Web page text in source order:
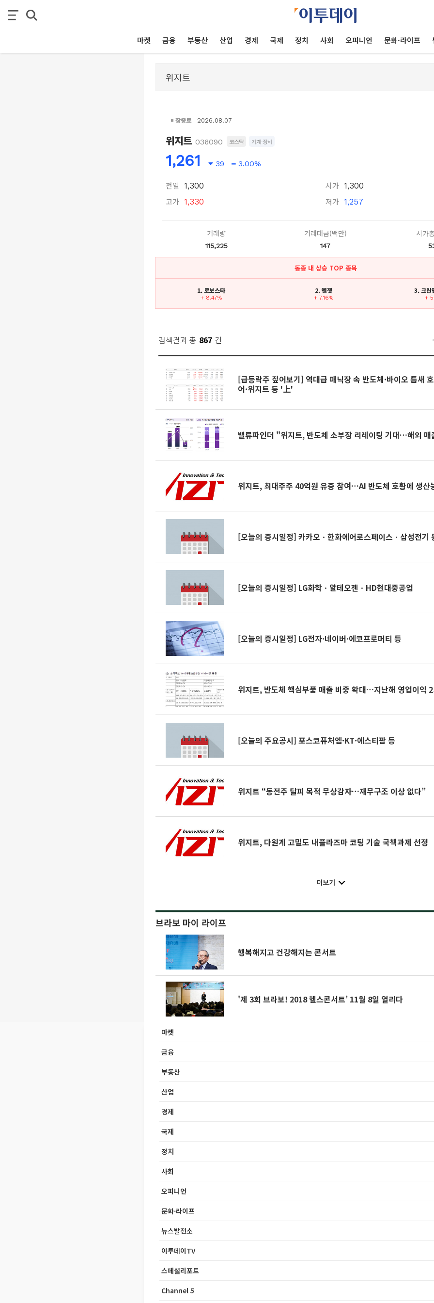
마켓 금융 부동산 산업 경제 국제 정치 사회 오피니언 문화·라이프
장종료 2026.08.07
위지트 036090 코스닥 기계·장비
1,261 39 3.00%
전일 1,300
고가 1,330
시가 1,300
저가 1,257
거래량
115,225
거래대금(백만)
147
시가
동종 내 상승 TOP 종목
1. 로보스타
+ 8.47%
2. 엔젯
+ 7.16%
3. 크린
+
검색결과 총 867 건
[급등락주 짚어보기] 역대급 패닉장 속 반도체·바이오 틈새
어·위지트 등 '上'
밸류파인더 "위지트, 반도체 소부장 리레이팅 기대…해외
위지트, 최대주주 40억원 유증 참여…AI 반도체 호황에 생산
[오늘의 증시일정] 카카오ㆍ한화에어로스페이스ㆍ삼성전기
[오늘의 증시일정] LG화학ㆍ알테오젠ㆍHD현대중공업
[오늘의 증시일정] LG전자·네이버·에코프로머티 등
위지트, 반도체 핵심부품 매출 비중 확대…지난해 영업이익
[오늘의 주요공시] 포스코퓨처엠·KT·에스티팜 등
위지트 “동전주 탈피 목적 무상감자…재무구조 이상 없다”
위지트, 다원계 고밀도 내플라즈마 코팅 기술 국책과제 선정
더보기
브라보 마이 라이프
행복해지고 건강해지는 콘서트
'제 3회 브라보! 2018 헬스콘서트’ 11월 8일 열리다
마켓
금융
부동산
산업
경제
국제
정치
사회
오피니언
문화·라이프
뉴스발전소
이투데이TV
스페셜리포트
Channel 5